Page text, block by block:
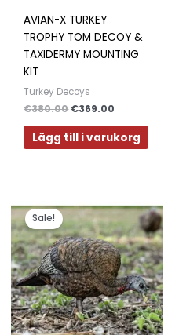
AVIAN-X TURKEY
TROPHY TOM DECOY &
TAXIDERMY MOUNTING
KIT
Turkey Decoys
€380.00 €369.00
Lägg till i varukorg
Sale!
ursprungliga
priset
var:
€380.00.
nuvarande
priset
är:
€349.00.
Slovak
Slovenian
Bulgarian
Danish